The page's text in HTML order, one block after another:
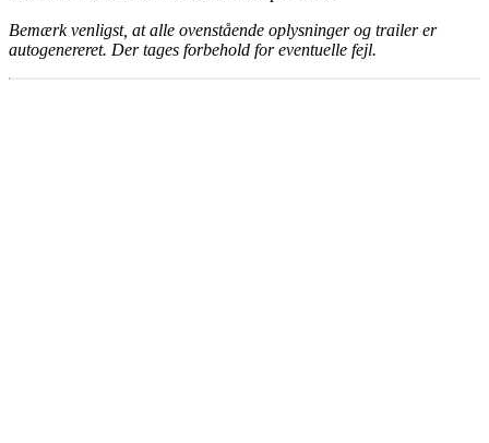
Bemærk venligst, at alle ovenstående oplysninger og trailer er
autogenereret. Der tages forbehold for eventuelle fejl.